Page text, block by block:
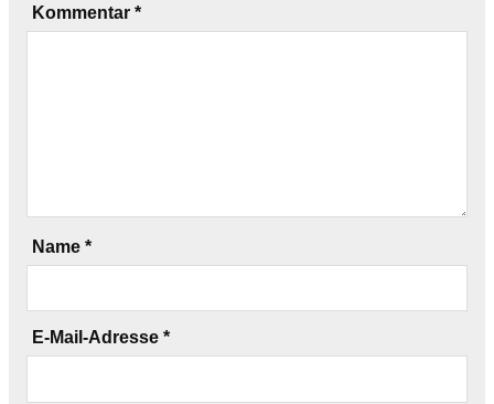
Kommentar *
Name *
E-Mail-Adresse *